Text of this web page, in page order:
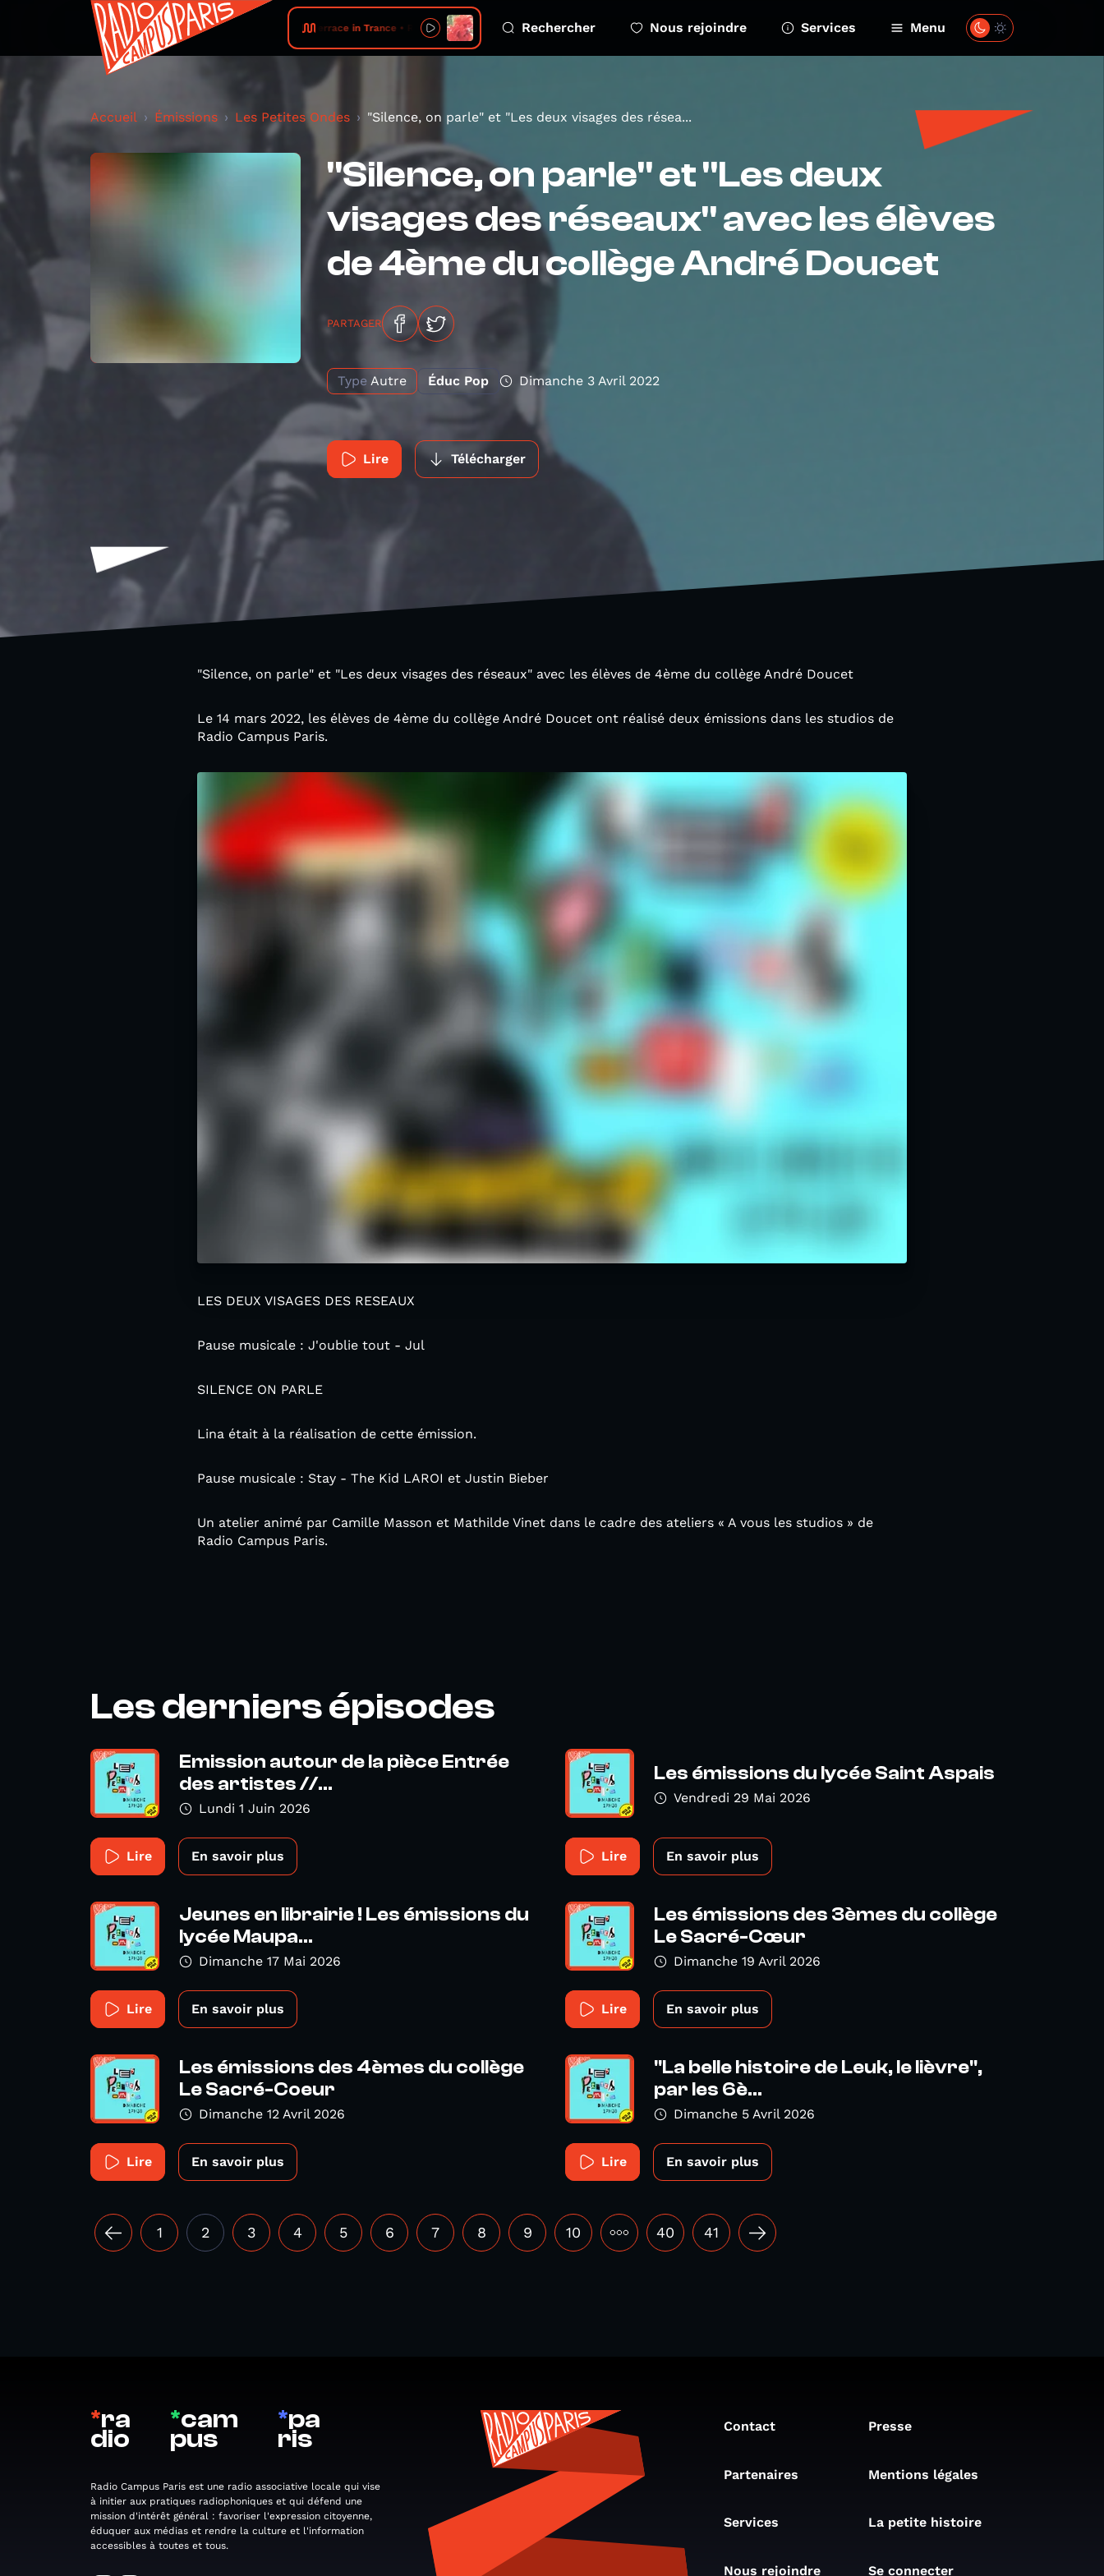
Terrace in Trance • Roses Rechercher Nous rejoindre Services Menu
Accueil Émissions Les Petites Ondes "Silence, on parle" et "Les deux visages des résea...
"Silence, on parle" et "Les deux
visages des réseaux" avec les élèves
de 4ème du collège André Doucet
PARTAGER
Type Autre Éduc Pop Dimanche 3 Avril 2022
Lire Télécharger
"Silence, on parle" et "Les deux visages des réseaux" avec les élèves de 4ème du collège André Doucet
Le 14 mars 2022, les élèves de 4ème du collège André Doucet ont réalisé deux émissions dans les studios de
Radio Campus Paris.
LES DEUX VISAGES DES RESEAUX
Pause musicale : J'oublie tout - Jul
SILENCE ON PARLE
Lina était à la réalisation de cette émission.
Pause musicale : Stay - The Kid LAROI et Justin Bieber
Un atelier animé par Camille Masson et Mathilde Vinet dans le cadre des ateliers « A vous les studios » de
Radio Campus Paris.
Les derniers épisodes
Emission autour de la pièce Entrée
des artistes //...
Lundi 1 Juin 2026
Lire En savoir plus
Les émissions du lycée Saint Aspais
Vendredi 29 Mai 2026
Lire En savoir plus
Jeunes en librairie ! Les émissions du
lycée Maupa...
Dimanche 17 Mai 2026
Lire En savoir plus
Les émissions des 3èmes du collège
Le Sacré-Cœur
Dimanche 19 Avril 2026
Lire En savoir plus
Les émissions des 4èmes du collège
Le Sacré-Coeur
Dimanche 12 Avril 2026
Lire En savoir plus
"La belle histoire de Leuk, le lièvre",
par les 6è...
Dimanche 5 Avril 2026
Lire En savoir plus
1 2 3 4 5 6 7 8 9 10 ••• 40 41
*ra
dio
*cam
pus
*pa
ris
Radio Campus Paris est une radio associative locale qui vise
à initier aux pratiques radiophoniques et qui défend une
mission d'intérêt général : favoriser l'expression citoyenne,
éduquer aux médias et rendre la culture et l'information
accessibles à toutes et tous.
Contact Presse
Partenaires Mentions légales
Services La petite histoire
Nous rejoindre Se connecter